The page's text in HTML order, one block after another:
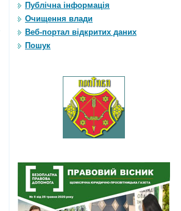
Публічна інформація
Очищення влади
Веб-портал відкритих даних
Пошук